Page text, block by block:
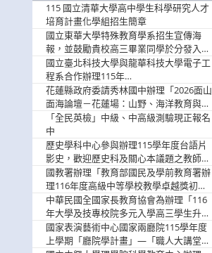
115 國立清華大學高中學生科學研究人才
培育計畫化學組招生簡章
國立東華大學特殊教育學系招生宣傳海
報，並鼓勵貴校高三畢業同學於分發入學
階段踴躍選填。
國立臺北科技大學與龍華科技大學電子工
程系合作辦理115年
「115.08.10~08.12「AI賦能應用於智慧半
導體研習營」，歡迎學生踴躍報名參加
花蓮縣政府委請秀林國中辦理「2026面山
面海論壇－花蓮場：山野、海洋教育與戶
外安全實務課程」，歡迎踴躍報名參加
「全民英檢」中級、中高級測驗現正報名
中
歷史學科中心參與辦理115學年度台語片
影史，歡迎歷史科及關心本議題之教師踴
躍報名參加
國教署辦理「教育部國民及學前教育署辦
理116年度高級中等學校教學卓越獎初選
實施計畫」，鼓勵教師踴躍報名
中華民國全國家長教育協會為辦理「116
年大學及技專校院多元入學高三學生升學
輔導家長說明會」
國家表演藝術中心國家兩廳院115學年度
上學期「廳院學計畫」—「職人大講堂」